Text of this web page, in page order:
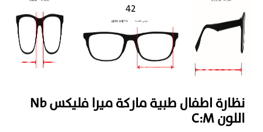
42
نظارة اطفال طبية ماركة ميرا فليكس Nb
اللون C:M